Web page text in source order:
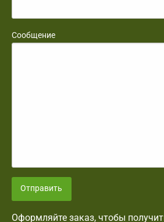
Сообщение
Отправить
Оформляйте заказ, чтобы